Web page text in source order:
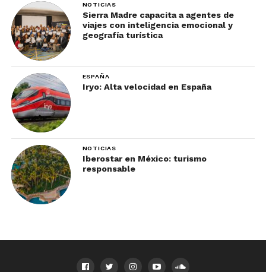
NOTICIAS
Sierra Madre capacita a agentes de
viajes con inteligencia emocional y
geografía turística
ESPAÑA
Iryo: Alta velocidad en España
NOTICIAS
Iberostar en México: turismo
responsable